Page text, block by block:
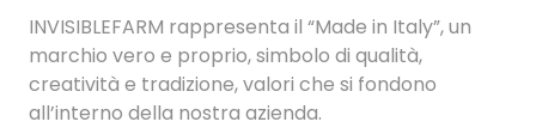
INVISIBLEFARM rappresenta il “Made in Italy”, un
marchio vero e proprio, simbolo di qualità,
creatività e tradizione, valori che si fondono
all’interno della nostra azienda.